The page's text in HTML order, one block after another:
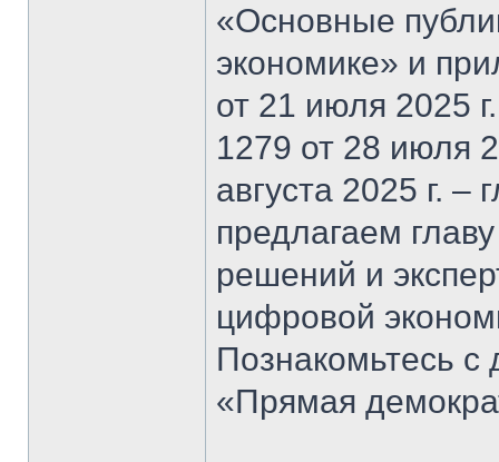
«Основные
экономике» и
от 21 июля 2025
1279 от 28 июля
августа 2025 г.
предлагаем
решений и
цифровой
Познакомьтесь
«Прямая